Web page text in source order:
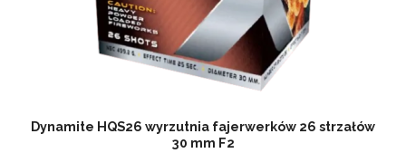
Dynamite HQS26 wyrzutnia fajerwerków 26 strzałów
30 mm F2